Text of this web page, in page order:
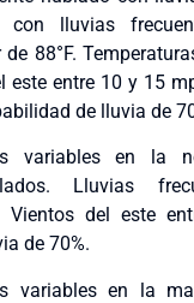
con lluvias
88°F.
este entre 10 y 15
de lluvia de
variables en la
Lluvias
Vientos del este
de 70%.
variables en la